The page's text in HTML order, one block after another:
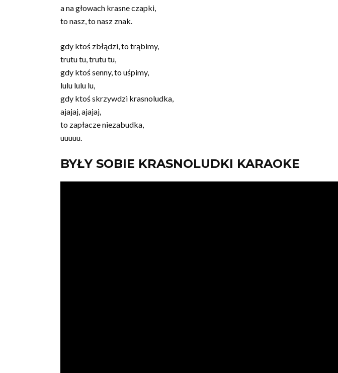
a na głowach krasne czapki,
to nasz, to nasz znak.
gdy ktoś zbłądzi, to trąbimy,
trutu tu, trutu tu,
gdy ktoś senny, to uśpimy,
lulu lulu lu,
gdy ktoś skrzywdzi krasnoludka,
ajajaj, ajajaj,
to zapłacze niezabudka,
uuuuu.
BYŁY SOBIE KRASNOLUDKI KARAOKE